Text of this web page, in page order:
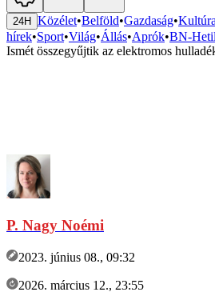
24H Közélet•Belföld•Gazdaság•Kultúra
hírek•Sport•Világ•Állás•Aprók•BN-
Ismét összegyűjtik az elektromos
P. Nagy Noémi
2023. június 08., 09:32
2026. március 12., 23:55